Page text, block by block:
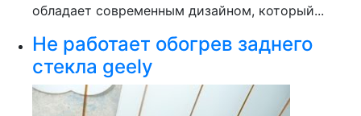
обладает современным дизайном, который...
Не работает обогрев заднего
стекла geely